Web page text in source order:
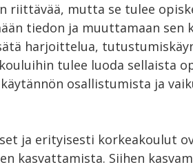
riittävää, mutta se tulee
tiedon ja muuttamaan sen
harjoittelua,
tulee luoda sellaista
osallistumista ja
ja erityisesti korkeakoulut
kasvattamista. Siihen